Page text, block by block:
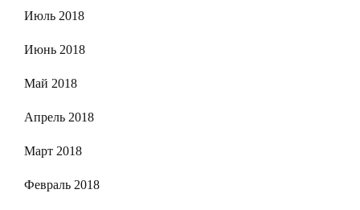
Июль 2018
Июнь 2018
Май 2018
Апрель 2018
Март 2018
Февраль 2018